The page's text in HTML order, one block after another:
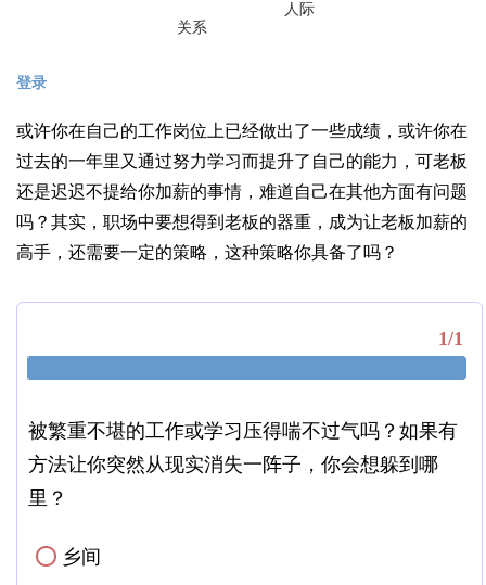
人际
关系
登录
或许你在自己的工作岗位上已经做出了一些成绩，或许你在
过去的一年里又通过努力学习而提升了自己的能力，可老板
还是迟迟不提给你加薪的事情，难道自己在其他方面有问题
吗？其实，职场中要想得到老板的器重，成为让老板加薪的
高手，还需要一定的策略，这种策略你具备了吗？
1/1
被繁重不堪的工作或学习压得喘不过气吗？如果有
方法让你突然从现实消失一阵子，你会想躲到哪
里？
✓乡间